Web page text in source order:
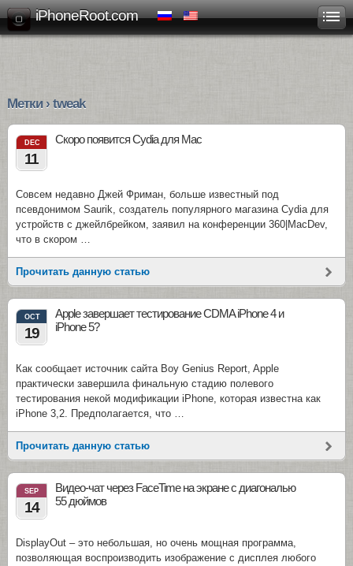
iPhoneRoot.com
Метки › tweak
DEC
11
Скоро появится Cydia для Mac
Совсем недавно Джей Фриман, больше известный под
псевдонимом Saurik, создатель популярного магазина Cydia для
устройств с джейлбрейком, заявил на конференции 360|MacDev,
что в скором …
Прочитать данную статью
OCT
19
Apple завершает тестирование CDMA iPhone 4 и
iPhone 5?
Как сообщает источник сайта Boy Genius Report, Apple
практически завершила финальную стадию полевого
тестирования некой модификации iPhone, которая известна как
iPhone 3,2. Предполагается, что …
Прочитать данную статью
SEP
14
Видео-чат через FaceTime на экране с диагональю
55 дюймов
DisplayOut – это небольшая, но очень мощная программа,
позволяющая воспроизводить изображение с дисплея любого